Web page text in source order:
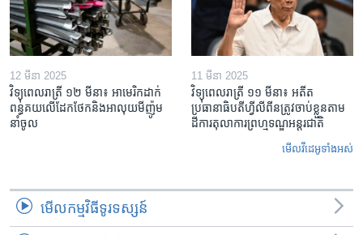
12 មីនា 2025
វិទ្យុពេលរាត្រី ១២ មីនា៖ អាមេរិក​ដាក់​
ពន្ធគយ​លើ​ដែកថែក​និង​អាលុយ​មីញ៉ូម​
នាំចូល
11 មីនា 2025
វិទ្យុពេលរាត្រី ១១ មីនា៖ អតីត​
ប្រធានាធិបតីហ្វីលីពីន​ត្រូវ​ចាប់ខ្លួនតាម
ដីការ​តុលាការ​ព្រហ្មទណ្ឌ​អន្តរជាតិ
មើល​វីដេអូ​ទាំង​អស់
មើល​កម្មវិធី​ទូរទស្សន៍